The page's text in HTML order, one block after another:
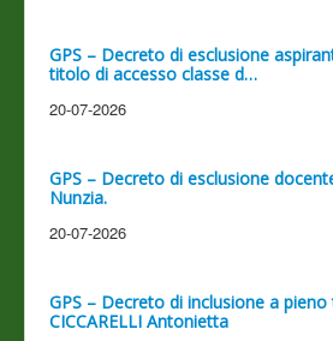
GPS – Decreto di esclusione
titolo di accesso classe d…
20-07-2026
GPS – Decreto di esclusione
Nunzia.
20-07-2026
GPS – Decreto di inclusione a
CICCARELLI Antonietta